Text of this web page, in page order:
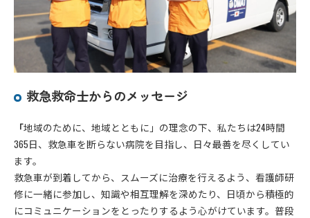
救急救命士からのメッセージ
「地域のために、地域とともに」の理念の下、私たちは24時間
365日、救急車を断らない病院を目指し、日々最善を尽くしてい
ます。
救急車が到着してから、スムーズに治療を行えるよう、看護師研
修に一緒に参加し、知識や相互理解を深めたり、日頃から積極的
にコミュニケーションをとったりするよう心がけています。普段